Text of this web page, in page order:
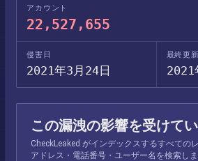
アカウント
22,527,655
侵害日
2021年3月24日
最終更
2021
この漏洩の影響を受けて
CheckLeaked がインデックスするすべての
アドレス・電話番号・ユーザー名を検索しま